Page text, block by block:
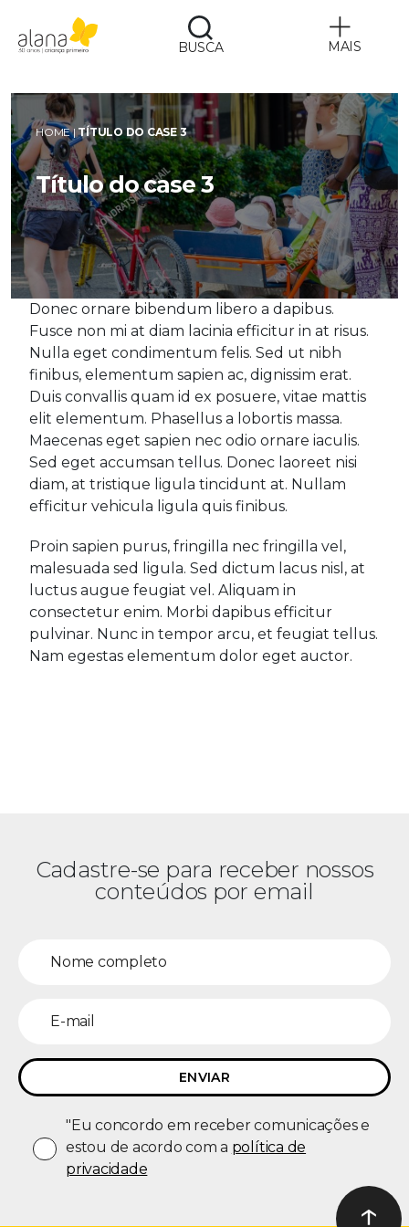
BUSCA MAIS
HOME|TÍTULO DO CASE 3
Título do case 3
Donec ornare bibendum libero a dapibus.
Fusce non mi at diam lacinia efficitur in at risus.
Nulla eget condimentum felis. Sed ut nibh
finibus, elementum sapien ac, dignissim erat.
Duis convallis quam id ex posuere, vitae mattis
elit elementum. Phasellus a lobortis massa.
Maecenas eget sapien nec odio ornare iaculis.
Sed eget accumsan tellus. Donec laoreet nisi
diam, at tristique ligula tincidunt at. Nullam
efficitur vehicula ligula quis finibus.
Proin sapien purus, fringilla nec fringilla vel,
malesuada sed ligula. Sed dictum lacus nisl, at
luctus augue feugiat vel. Aliquam in
consectetur enim. Morbi dapibus efficitur
pulvinar. Nunc in tempor arcu, et feugiat tellus.
Nam egestas elementum dolor eget auctor.
Cadastre-se para receber nossos
conteúdos por email
"Eu concordo em receber comunicações e
estou de acordo com a política de
privacidade
Ir ao
↑